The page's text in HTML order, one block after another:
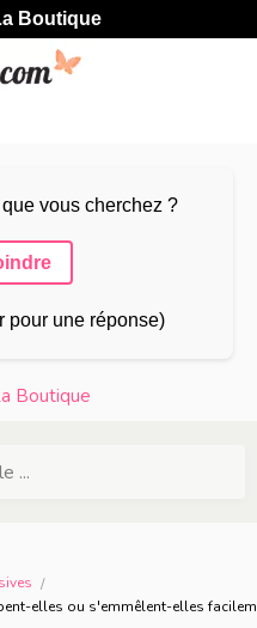
Boutique
vous cherchez ?
pour une réponse)
Boutique
...
elles ou s'emmêlent-elles